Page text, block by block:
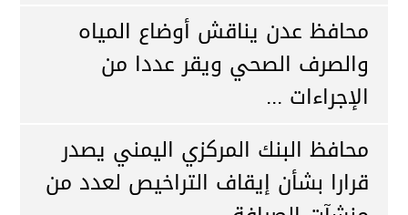
محافظ عدن يناقش أوضاع المياه
والصرف الصحي ويقر عددا من
الإجراءات ...
محافظ البنك المركزي اليمني يصدر
قرارا بشأن إيقاف التراخيص لعدد من